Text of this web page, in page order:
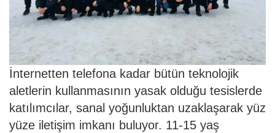
İnternetten telefona kadar bütün teknolojik
aletlerin kullanmasının yasak olduğu tesislerde
katılımcılar, sanal yoğunluktan uzaklaşarak yüz
yüze iletişim imkanı buluyor. 11-15 yaş